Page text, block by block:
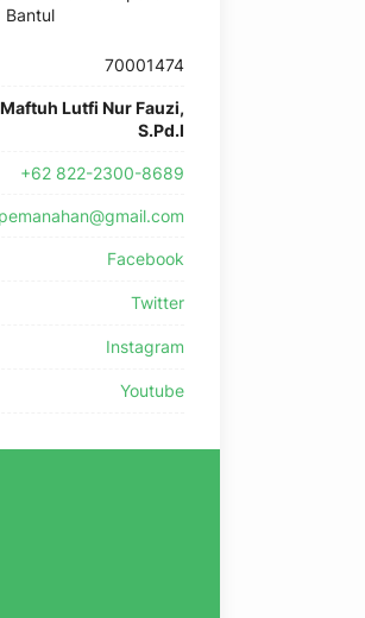
Bantul
70001474
Maftuh Lutfi Nur Fauzi,
S.Pd.I
+62 822-2300-8689
Facebook
Twitter
Instagram
Youtube